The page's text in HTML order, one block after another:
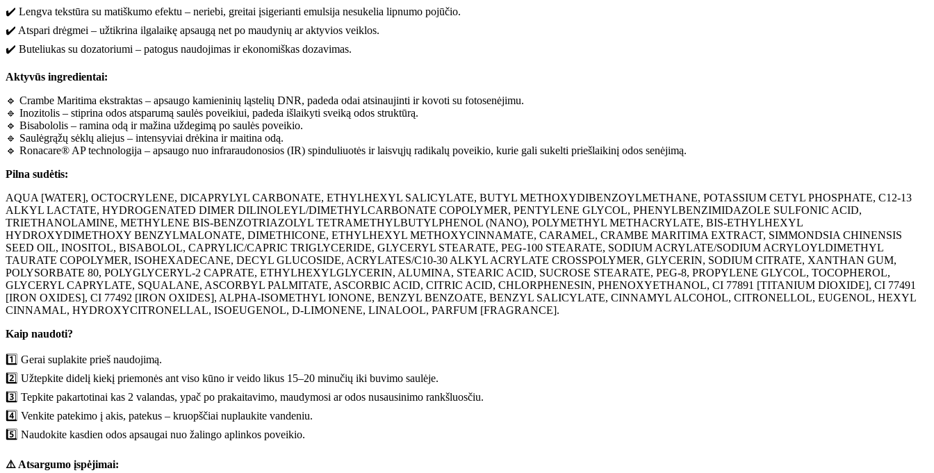
✔️ Lengva tekstūra su matiškumo efektu – neriebi, greitai įsigerianti emulsija nesukelia lipnumo pojūčio.
✔️ Atspari drėgmei – užtikrina ilgalaikę apsaugą net po maudynių ar aktyvios veiklos.
✔️ Buteliukas su dozatoriumi – patogus naudojimas ir ekonomiškas dozavimas.
Aktyvūs ingredientai:
🔹 Crambe Maritima ekstraktas – apsaugo kamieninių ląstelių DNR, padeda odai atsinaujinti ir kovoti su fotosenėjimu.
🔹 Inozitolis – stiprina odos atsparumą saulės poveikiui, padeda išlaikyti sveiką odos struktūrą.
🔹 Bisabololis – ramina odą ir mažina uždegimą po saulės poveikio.
🔹 Saulėgrąžų sėklų aliejus – intensyviai drėkina ir maitina odą.
🔹 Ronacare® AP technologija – apsaugo nuo infraraudonosios (IR) spinduliuotės ir laisvųjų radikalų poveikio, kurie gali sukelti priešlaikinį odos senėjimą.
Pilna sudėtis:
AQUA [WATER], OCTOCRYLENE, DICAPRYLYL CARBONATE, ETHYLHEXYL SALICYLATE, BUTYL METHOXYDIBENZOYLMETHANE, POTASSIUM CETYL PHOSPHATE, C12-13
ALKYL LACTATE, HYDROGENATED DIMER DILINOLEYL/DIMETHYLCARBONATE COPOLYMER, PENTYLENE GLYCOL, PHENYLBENZIMIDAZOLE SULFONIC ACID,
TRIETHANOLAMINE, METHYLENE BIS-BENZOTRIAZOLYL TETRAMETHYLBUTYLPHENOL (NANO), POLYMETHYL METHACRYLATE, BIS-ETHYLHEXYL
HYDROXYDIMETHOXY BENZYLMALONATE, DIMETHICONE, ETHYLHEXYL METHOXYCINNAMATE, CARAMEL, CRAMBE MARITIMA EXTRACT, SIMMONDSIA CHINENSIS
SEED OIL, INOSITOL, BISABOLOL, CAPRYLIC/CAPRIC TRIGLYCERIDE, GLYCERYL STEARATE, PEG-100 STEARATE, SODIUM ACRYLATE/SODIUM ACRYLOYLDIMETHYL
TAURATE COPOLYMER, ISOHEXADECANE, DECYL GLUCOSIDE, ACRYLATES/C10-30 ALKYL ACRYLATE CROSSPOLYMER, GLYCERIN, SODIUM CITRATE, XANTHAN GUM,
POLYSORBATE 80, POLYGLYCERYL-2 CAPRATE, ETHYLHEXYLGLYCERIN, ALUMINA, STEARIC ACID, SUCROSE STEARATE, PEG-8, PROPYLENE GLYCOL, TOCOPHEROL,
GLYCERYL CAPRYLATE, SQUALANE, ASCORBYL PALMITATE, ASCORBIC ACID, CITRIC ACID, CHLORPHENESIN, PHENOXYETHANOL, CI 77891 [TITANIUM DIOXIDE], CI 77491
[IRON OXIDES], CI 77492 [IRON OXIDES], ALPHA-ISOMETHYL IONONE, BENZYL BENZOATE, BENZYL SALICYLATE, CINNAMYL ALCOHOL, CITRONELLOL, EUGENOL, HEXYL
CINNAMAL, HYDROXYCITRONELLAL, ISOEUGENOL, D-LIMONENE, LINALOOL, PARFUM [FRAGRANCE].
Kaip naudoti?
1️⃣ Gerai suplakite prieš naudojimą.
2️⃣ Užtepkite didelį kiekį priemonės ant viso kūno ir veido likus 15–20 minučių iki buvimo saulėje.
3️⃣ Tepkite pakartotinai kas 2 valandas, ypač po prakaitavimo, maudymosi ar odos nusausinimo rankšluosčiu.
4️⃣ Venkite patekimo į akis, patekus – kruopščiai nuplaukite vandeniu.
5️⃣ Naudokite kasdien odos apsaugai nuo žalingo aplinkos poveikio.
⚠️ Atsargumo įspėjimai: